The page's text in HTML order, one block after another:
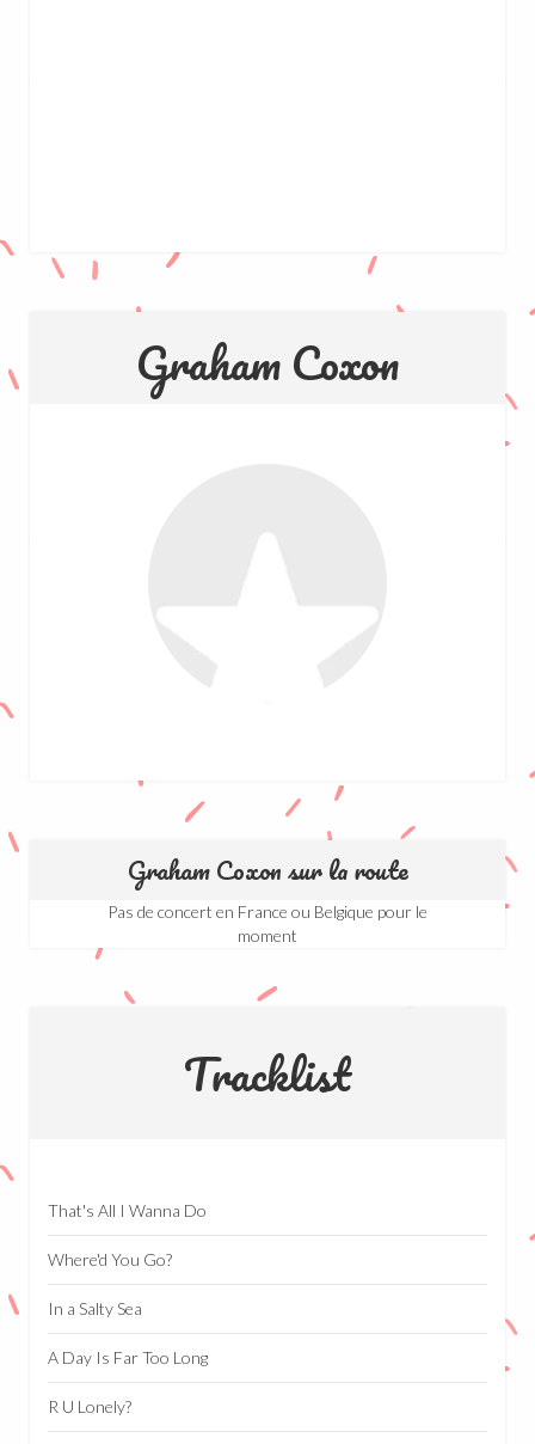
Graham Coxon
Graham Coxon sur la route
Pas de concert en France ou Belgique pour le
moment
Tracklist
That's All I Wanna Do
Where'd You Go?
In a Salty Sea
A Day Is Far Too Long
R U Lonely?